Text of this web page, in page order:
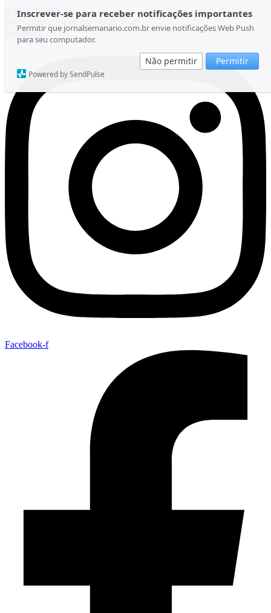
Inscrever-se para receber notificações importantes
Permitir que jornalsemanario.com.br envie notificações Web Push
para seu computador.
Não permitir Permitir
Powered by SendPulse
Ir para o conteúdo
Quinta-feira, 06 de Agosto de 2026
Instagram
Facebook-f